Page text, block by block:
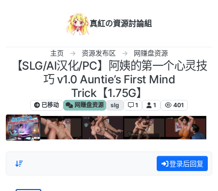
真紅の資源討論組
主页 资源发布区 网赚盘资源
【SLG/AI汉化/PC】阿姨的第一个心灵技
巧 v1.0 Auntie’s First Mind
Trick【1.75G】
已移动 网赚盘资源 slg 1 1 401
登录后回复